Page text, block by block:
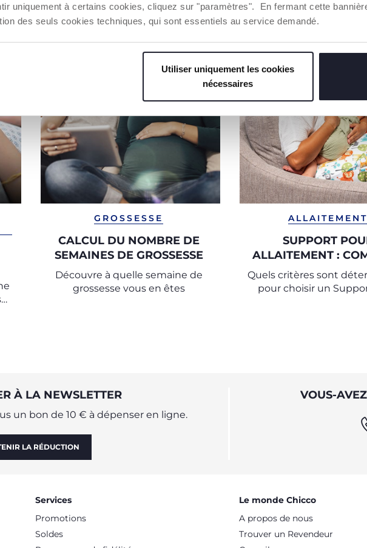
uniquement à certains cookies, cliquez sur "paramètres". En fermant cette
des seuls cookies techniques, qui sont essentiels au service demandé.
Utiliser uniquement les cookies
nécessaires
GROSSESSE
CALCUL DU NOMBRE DE
SEMAINES DE GROSSESSE
Découvre à quelle semaine de
grossesse vous en êtes
ALLAITEMENT
SUPPORT
ALLAITEMENT :
L'UTILISER ET
CHOISIR
Quels critères sont
pour choisir un
À LA NEWSLETTER
un bon de 10 € à dépenser en ligne.
LA RÉDUCTION
VOUS-
Services
Promotions
Soldes
Le monde Chicco
A propos de nous
Trouver un Revendeur